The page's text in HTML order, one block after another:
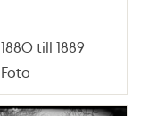
1880 till 1889
Foto